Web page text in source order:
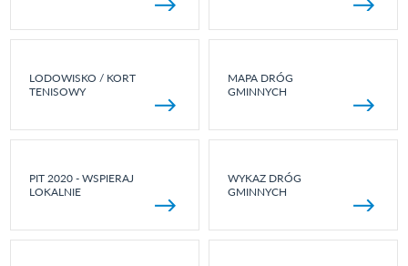
LODOWISKO / KORT
TENISOWY
MAPA DRÓG
GMINNYCH
PIT 2020 - WSPIERAJ
LOKALNIE
WYKAZ DRÓG
GMINNYCH